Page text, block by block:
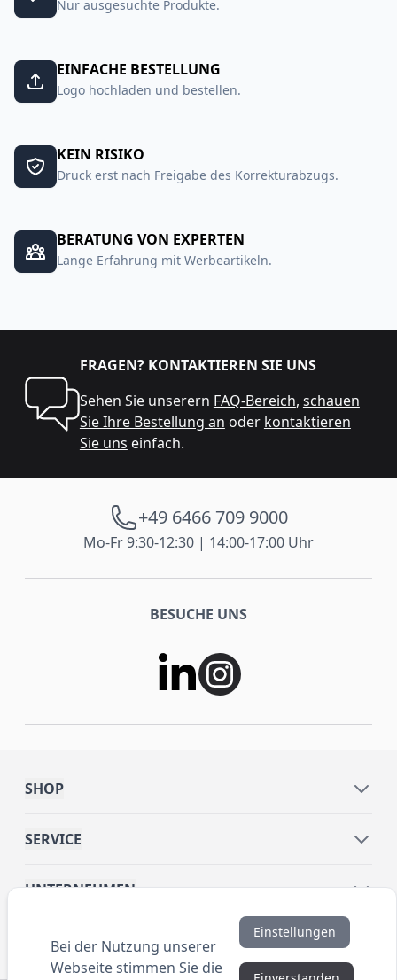
Nur ausgesuchte Produkte.
EINFACHE BESTELLUNG
Logo hochladen und bestellen.
KEIN RISIKO
Druck erst nach Freigabe des Korrekturabzugs.
BERATUNG VON EXPERTEN
Lange Erfahrung mit Werbeartikeln.
FRAGEN? KONTAKTIEREN SIE UNS
Sehen Sie unserern FAQ-Bereich, schauen
Sie Ihre Bestellung an oder kontaktieren
Sie uns einfach.
+49 6466 709 9000
Mo-Fr 9:30-12:30 | 14:00-17:00 Uhr
BESUCHE UNS
SHOP
SERVICE
UNTERNEHMEN
INFORMATIONEN
Bei der Nutzung unserer
Webseite stimmen Sie die
Einstellungen